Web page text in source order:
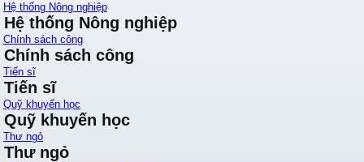
Hệ thống Nông nghiệp
Hệ thống Nông nghiệp
Chính sách công
Chính sách công
Tiến sĩ
Tiến sĩ
Quỹ khuyến học
Quỹ khuyến học
Thư ngỏ
Thư ngỏ